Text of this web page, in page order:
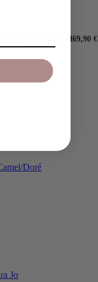
Prix normal69,90 €